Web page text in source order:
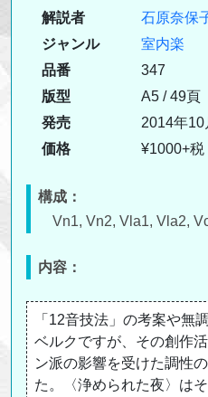
解説者
石原奈保
ジャンル
室内楽
品番
347
版型
A5 / 49頁
発売
2014年10
価格
¥1000+税
構成：
Vn1, Vn2, Vla1, Vla2,
内容：
「12音技法」の考案や無
ベルクですが、その創作
ン派の影響を受けた調性
た。〈浄められた夜〉は